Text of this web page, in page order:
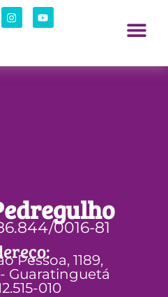
0016-81
Pessoa, 1189,
Guaratinguetá
010